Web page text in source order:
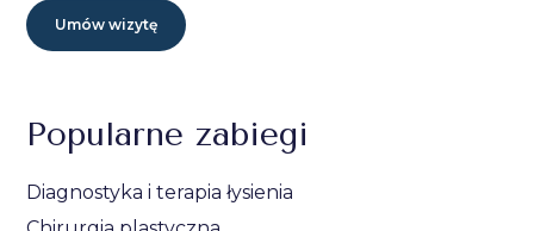
Umów wizytę
Popularne zabiegi
Diagnostyka i terapia łysienia